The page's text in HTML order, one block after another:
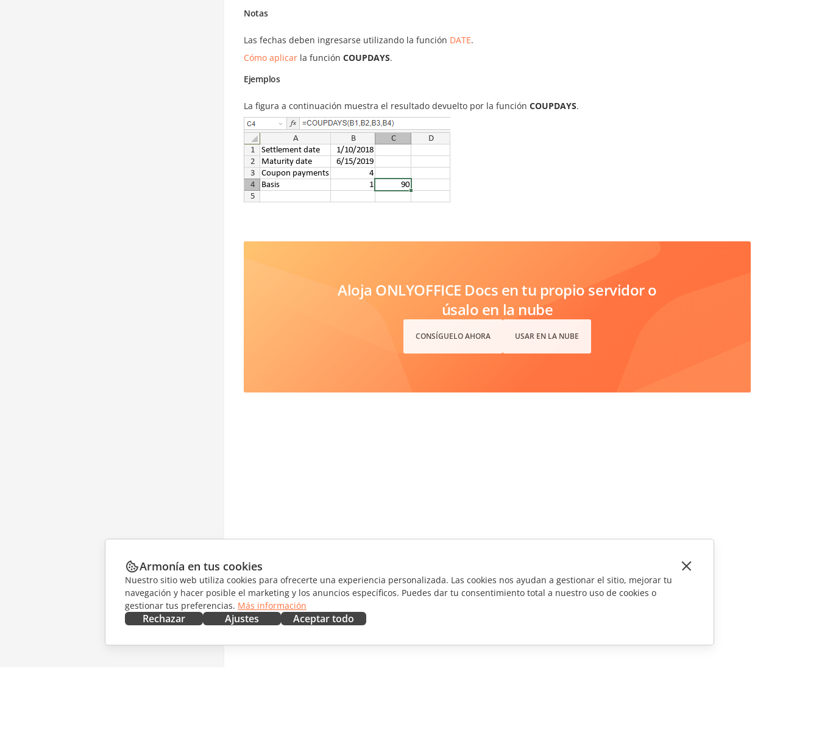
Notas
Las fechas deben ingresarse utilizando la función DATE.
Cómo aplicar la función COUPDAYS.
Ejemplos
La figura a continuación muestra el resultado devuelto por la función COUPDAYS.
Aloja ONLYOFFICE Docs en tu propio servidor o
úsalo en la nube
CONSÍGUELO AHORA USAR EN LA NUBE
Armonía en tus cookies
Nuestro sitio web utiliza cookies para ofrecerte una experiencia personalizada. Las cookies nos ayudan a gestionar el sitio, mejorar tu
navegación y hacer posible el marketing y los anuncios específicos. Puedes dar tu consentimiento total a nuestro uso de cookies o
gestionar tus preferencias. Más información
Rechazar Ajustes Aceptar todo